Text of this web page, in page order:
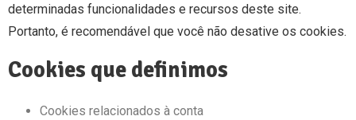
determinadas funcionalidades e recursos deste site.
Portanto, é recomendável que você não desative os cookies.
Cookies que definimos
Cookies relacionados à conta